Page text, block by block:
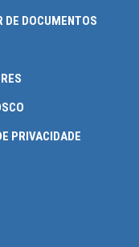
DE DOCUMENTOS
PRIVACIDADE